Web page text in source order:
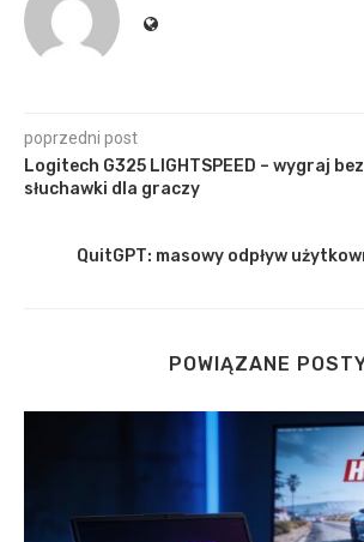
poprzedni post
Logitech G325 LIGHTSPEED – wygraj
słuchawki dla graczy
QuitGPT: masowy odpływ
POWIĄZANE